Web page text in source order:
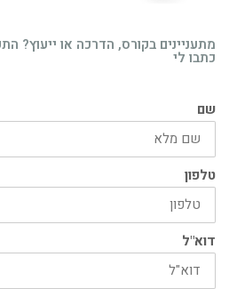
כתבו לי
שם
טלפון
דוא"ל